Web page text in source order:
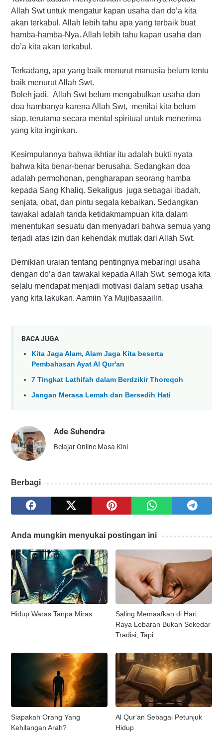
Allah Swt untuk mengatur kapan usaha dan do’a kita
akan terkabul. Allah lebih tahu apa yang terbaik buat
hamba-hamba-Nya. Allah lebih tahu kapan usaha dan
do’a kita akan terkabul.
Terkadang, apa yang baik menurut manusia belum tentu
baik menurut Allah Swt.
Boleh jadi, Allah Swt belum mengabulkan usaha dan
doa hambanya karena Allah Swt, menilai kita belum
siap, terutama secara mental spiritual untuk menerima
yang kita inginkan.
Kesimpulannya bahwa ikhtiar itu adalah bukti nyata
bahwa kita benar-benar berusaha. Sedangkan doa
adalah permohonan, pengharapan seorang hamba
kepada Sang Khaliq. Sekaligus juga sebagai ibadah,
senjata, obat, dan pintu segala kebaikan. Sedangkan
tawakal adalah tanda ketidakmampuan kita dalam
menentukan sesuatu dan menyadari bahwa semua yang
terjadi atas izin dan kehendak mutlak dari Allah Swt.
Demikian uraian tentang pentingnya mebaringi usaha
dengan do’a dan tawakal kepada Allah Swt. semoga kita
selalu mendapat menjadi motivasi dalam setiap usaha
yang kita lakukan. Aamiin Ya Mujibasaailin.
BACA JUGA
Kita Jaga Alam, Alam Jaga Kita beserta
Pembahasan Ayat Al Qur'an
7 Tingkat Lathifah dalam Berdzikir Thoreqoh
Jangan Merasa Lemah dan Bersedih Hati
Ade Suhendra
Belajar Online Masa Kini
Berbagi
Anda mungkin menyukai postingan ini
Hidup Waras Tanpa Miras
Saling Memaafkan di Hari
Raya Lebaran Bukan Sekedar
Tradisi, Tapi....
Siapakah Orang Yang
Kehilangan Arah?
Al Qur'an Sebagai Petunjuk
Hidup